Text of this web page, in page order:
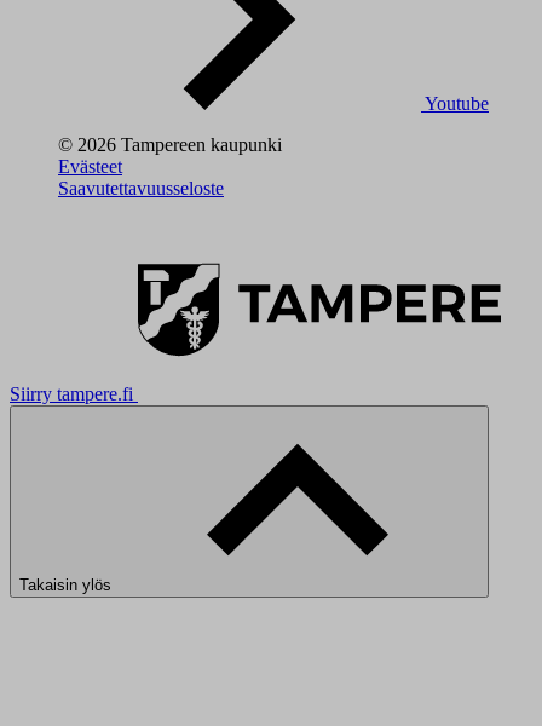
Youtube
© 2026 Tampereen kaupunki
Evästeet
Saavutettavuusseloste
Siirry tampere.fi
Takaisin ylös